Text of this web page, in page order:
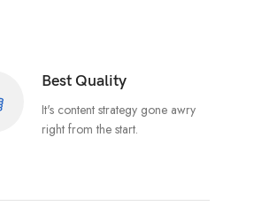
Best Quality
It's content strategy gone awry
right from the start.